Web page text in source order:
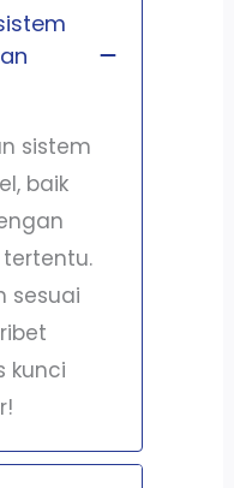
sistem
baik
sesuai
kunci